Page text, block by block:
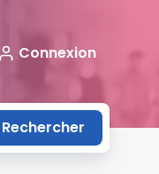
Connexion
Rechercher